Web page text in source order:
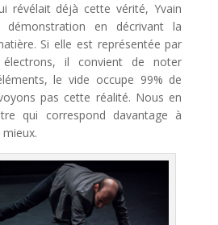
révélait déjà cette vérité, Yvain
démonstration en décrivant la
Si elle est représentée par
il convient de noter
le vide occupe 99% de
pas cette réalité. Nous en
qui correspond davantage à